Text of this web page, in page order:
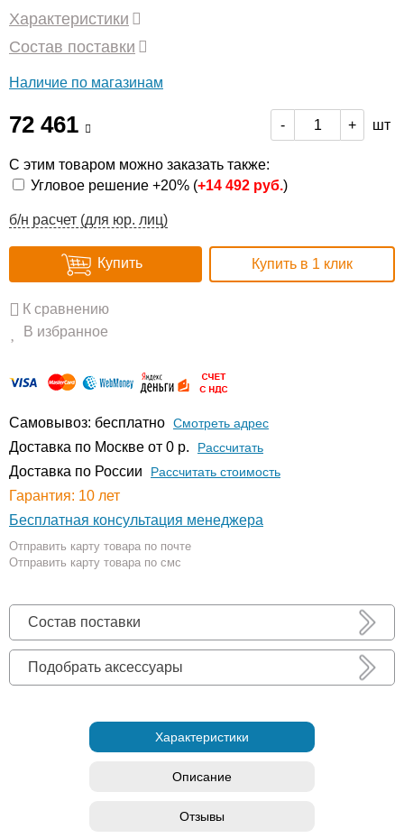
Характеристики
Состав поставки
Наличие по магазинам
72 461 - + шт
С этим товаром можно заказать также:
Угловое решение +20% (+14 492 руб.)
б/н расчет (для юр. лиц)
Купить Купить в 1 клик
К сравнению
В избранное
Самовывоз: бесплатно Смотреть адрес
Доставка по Москве от 0 р. Расcчитать
Доставка по России Рассчитать стоимость
Гарантия: 10 лет
Бесплатная консультация менеджера
Отправить карту товара по почте
Отправить карту товара по смс
Состав поставки
Подобрать аксессуары
Характеристики
Описание
Отзывы